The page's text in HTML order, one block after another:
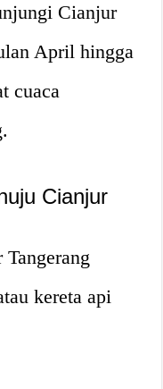
Cianjur
April hingga
cuaca
Cianjur
kereta api